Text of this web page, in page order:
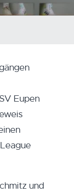
Eupen
und